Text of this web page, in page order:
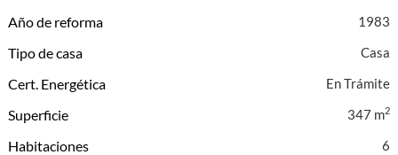
Año de reforma 1983
Tipo de casa Casa
Cert. Energética En Trámite
Superficie 347 m2
Habitaciones 6